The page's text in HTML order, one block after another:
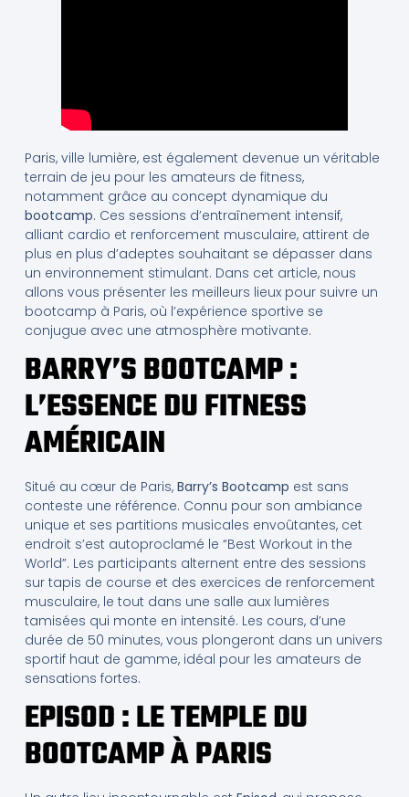
Paris, ville lumière, est également devenue un véritable
terrain de jeu pour les amateurs de fitness,
notamment grâce au concept dynamique du
bootcamp. Ces sessions d’entraînement intensif,
alliant cardio et renforcement musculaire, attirent de
plus en plus d’adeptes souhaitant se dépasser dans
un environnement stimulant. Dans cet article, nous
allons vous présenter les meilleurs lieux pour suivre un
bootcamp à Paris, où l’expérience sportive se
conjugue avec une atmosphère motivante.
BARRY’S BOOTCAMP :
L’ESSENCE DU FITNESS
AMÉRICAIN
Situé au cœur de Paris, Barry’s Bootcamp est sans
conteste une référence. Connu pour son ambiance
unique et ses partitions musicales envoûtantes, cet
endroit s’est autoproclamé le “Best Workout in the
World”. Les participants alternent entre des sessions
sur tapis de course et des exercices de renforcement
musculaire, le tout dans une salle aux lumières
tamisées qui monte en intensité. Les cours, d’une
durée de 50 minutes, vous plongeront dans un univers
sportif haut de gamme, idéal pour les amateurs de
sensations fortes.
EPISOD : LE TEMPLE DU
BOOTCAMP À PARIS